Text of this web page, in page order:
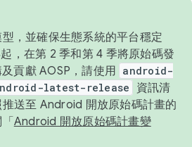
，並確保生態系統的平台穩定
，在第 2 季和第 4 季將原始碼發
貢獻 AOSP，請使用 android-
latest-release
資訊清
送至 Android 開放原始碼計畫的
Android 開放原始碼計畫變